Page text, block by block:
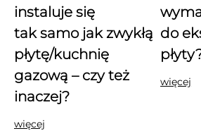
instaluje się
tak samo jak zwykłą
płytę/kuchnię
gazową – czy też
inaczej?
więcej
do
więcej